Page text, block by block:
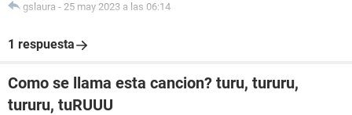
gslaura - 25 may 2023 a las 06:14
1 respuesta
Como se llama esta cancion? turu, tururu,
tururu, tuRUUU